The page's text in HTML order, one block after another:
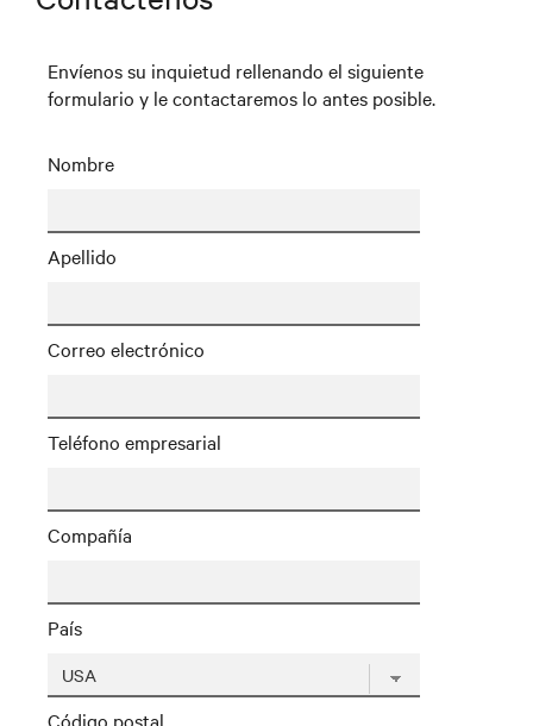
Envíenos su inquietud rellenando el siguiente
formulario y le contactaremos lo antes posible.
Nombre
Apellido
Correo electrónico
Teléfono empresarial
Compañía
País
Código postal